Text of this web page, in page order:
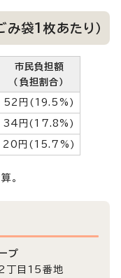
袋1枚あたり）
市民負担額
（負担割合）
52円(19.5%)
34円(17.8%)
20円(15.7%)
。
プ
目15番地